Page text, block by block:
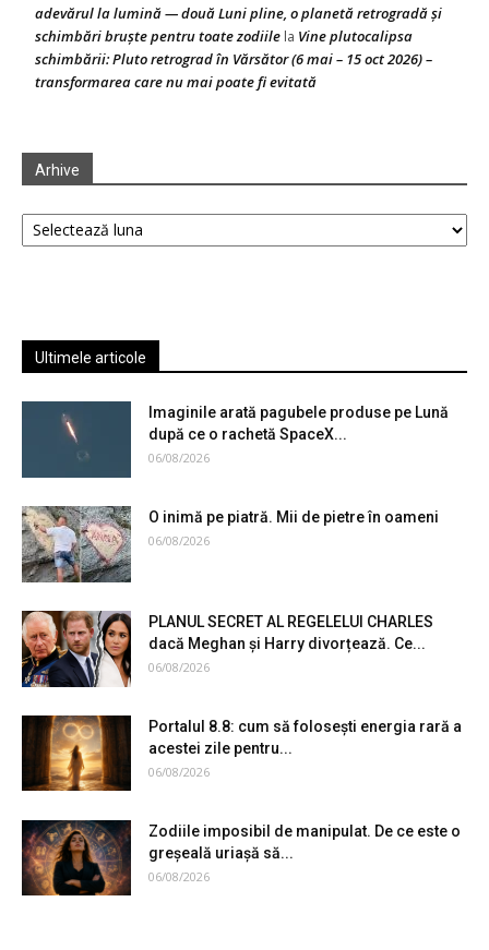
adevărul la lumină — două Luni pline, o planetă retrogradă și
schimbări bruște pentru toate zodiile la Vine plutocalipsa
schimbării: Pluto retrograd în Vărsător (6 mai – 15 oct 2026) –
transformarea care nu mai poate fi evitată
Arhive
Arhive
Ultimele articole
Imaginile arată pagubele produse pe Lună
după ce o rachetă SpaceX...
06/08/2026
O inimă pe piatră. Mii de pietre în oameni
06/08/2026
PLANUL SECRET AL REGELELUI CHARLES
dacă Meghan și Harry divorțează. Ce...
06/08/2026
Portalul 8.8: cum să folosești energia rară a
acestei zile pentru...
06/08/2026
Zodiile imposibil de manipulat. De ce este o
greșeală uriașă să...
06/08/2026